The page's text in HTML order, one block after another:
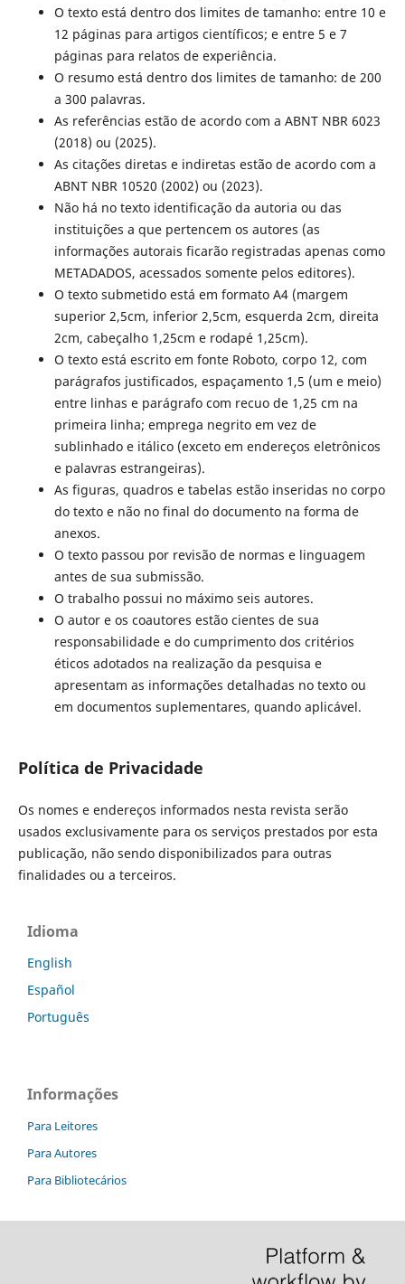
O texto está dentro dos limites de tamanho: entre 10 e
12 páginas para artigos científicos; e entre 5 e 7
páginas para relatos de experiência.
O resumo está dentro dos limites de tamanho: de 200
a 300 palavras.
As referências estão de acordo com a ABNT NBR 6023
(2018) ou (2025).
As citações diretas e indiretas estão de acordo com a
ABNT NBR 10520 (2002) ou (2023).
Não há no texto identificação da autoria ou das
instituições a que pertencem os autores (as
informações autorais ficarão registradas apenas como
METADADOS, acessados somente pelos editores).
O texto submetido está em formato A4 (margem
superior 2,5cm, inferior 2,5cm, esquerda 2cm, direita
2cm, cabeçalho 1,25cm e rodapé 1,25cm).
O texto está escrito em fonte Roboto, corpo 12, com
parágrafos justificados, espaçamento 1,5 (um e meio)
entre linhas e parágrafo com recuo de 1,25 cm na
primeira linha; emprega negrito em vez de
sublinhado e itálico (exceto em endereços eletrônicos
e palavras estrangeiras).
As figuras, quadros e tabelas estão inseridas no corpo
do texto e não no final do documento na forma de
anexos.
O texto passou por revisão de normas e linguagem
antes de sua submissão.
O trabalho possui no máximo seis autores.
O autor e os coautores estão cientes de sua
responsabilidade e do cumprimento dos critérios
éticos adotados na realização da pesquisa e
apresentam as informações detalhadas no texto ou
em documentos suplementares, quando aplicável.
Política de Privacidade
Os nomes e endereços informados nesta revista serão
usados exclusivamente para os serviços prestados por esta
publicação, não sendo disponibilizados para outras
finalidades ou a terceiros.
Idioma
English
Español
Português
Informações
Para Leitores
Para Autores
Para Bibliotecários